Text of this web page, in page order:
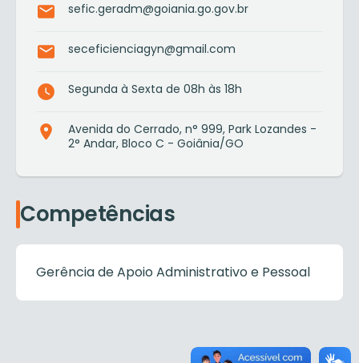
sefic.geradm@goiania.go.gov.br
seceficienciagyn@gmail.com
Segunda à Sexta de 08h às 18h
Avenida do Cerrado, n° 999, Park Lozandes -
2° Andar, Bloco C - Goiânia/GO
Competências
Gerência de Apoio Administrativo e Pessoal